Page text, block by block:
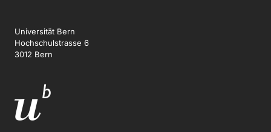
Universität Bern
Hochschulstrasse 6
3012 Bern